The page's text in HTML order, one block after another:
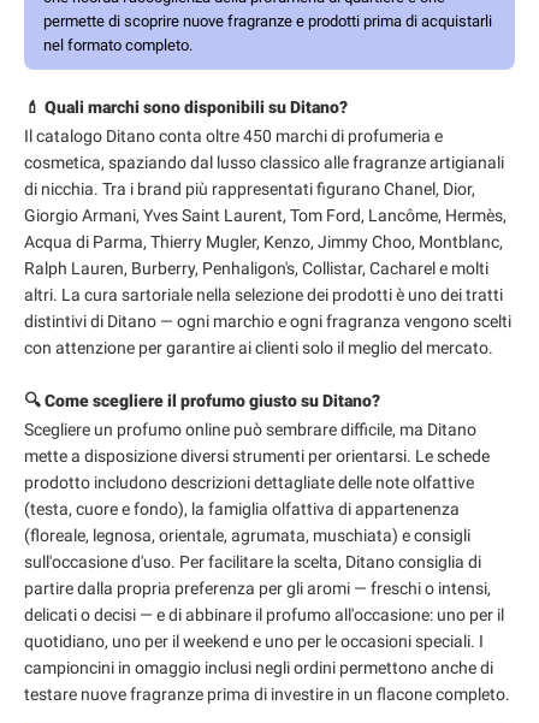
permette di scoprire nuove fragranze e prodotti prima di acquistarli
nel formato completo.
💄 Quali marchi sono disponibili su Ditano?
Il catalogo Ditano conta oltre 450 marchi di profumeria e
cosmetica, spaziando dal lusso classico alle fragranze artigianali
di nicchia. Tra i brand più rappresentati figurano Chanel, Dior,
Giorgio Armani, Yves Saint Laurent, Tom Ford, Lancôme, Hermès,
Acqua di Parma, Thierry Mugler, Kenzo, Jimmy Choo, Montblanc,
Ralph Lauren, Burberry, Penhaligon's, Collistar, Cacharel e molti
altri. La cura sartoriale nella selezione dei prodotti è uno dei tratti
distintivi di Ditano — ogni marchio e ogni fragranza vengono scelti
con attenzione per garantire ai clienti solo il meglio del mercato.
🔍 Come scegliere il profumo giusto su Ditano?
Scegliere un profumo online può sembrare difficile, ma Ditano
mette a disposizione diversi strumenti per orientarsi. Le schede
prodotto includono descrizioni dettagliate delle note olfattive
(testa, cuore e fondo), la famiglia olfattiva di appartenenza
(floreale, legnosa, orientale, agrumata, muschiata) e consigli
sull'occasione d'uso. Per facilitare la scelta, Ditano consiglia di
partire dalla propria preferenza per gli aromi — freschi o intensi,
delicati o decisi — e di abbinare il profumo all'occasione: uno per il
quotidiano, uno per il weekend e uno per le occasioni speciali. I
campioncini in omaggio inclusi negli ordini permettono anche di
testare nuove fragranze prima di investire in un flacone completo.